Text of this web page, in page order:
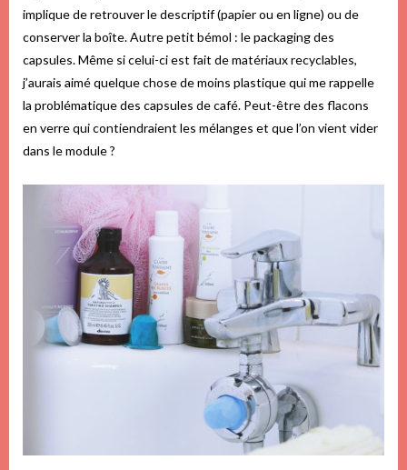
implique de retrouver le descriptif (papier ou en ligne) ou de
conserver la boîte. Autre petit bémol : le packaging des
capsules. Même si celui-ci est fait de matériaux recyclables,
j’aurais aimé quelque chose de moins plastique qui me rappelle
la problématique des capsules de café. Peut-être des flacons
en verre qui contiendraient les mélanges et que l’on vient vider
dans le module ?